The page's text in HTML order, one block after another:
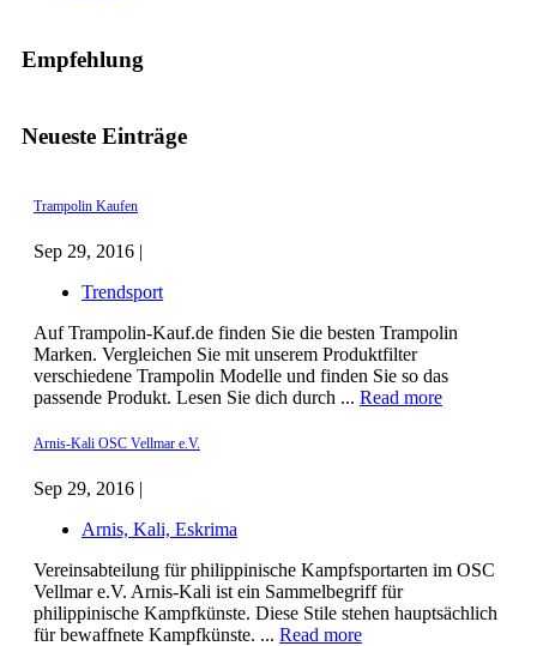
Empfehlung
Neueste Einträge
Trampolin Kaufen
Sep 29, 2016 |
Trendsport
Auf Trampolin-Kauf.de finden Sie die besten Trampolin
Marken. Vergleichen Sie mit unserem Produktfilter
verschiedene Trampolin Modelle und finden Sie so das
passende Produkt. Lesen Sie dich durch ... Read more
Arnis-Kali OSC Vellmar e.V.
Sep 29, 2016 |
Arnis, Kali, Eskrima
Vereinsabteilung für philippinische Kampfsportarten im OSC
Vellmar e.V. Arnis-Kali ist ein Sammelbegriff für
philippinische Kampfkünste. Diese Stile stehen hauptsächlich
für bewaffnete Kampfkünste. ... Read more